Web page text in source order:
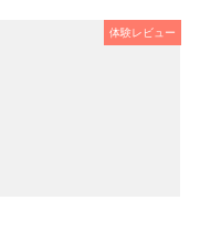
体験レビュー